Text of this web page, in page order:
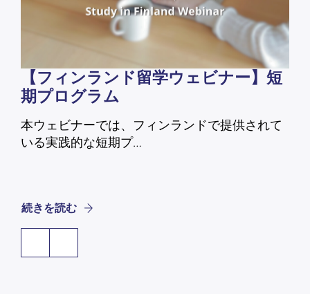
【フィンランド留学ウェビナー】短
期プログラム
本ウェビナーでは、フィンランドで提供されて
いる実践的な短期プ…
続きを読む